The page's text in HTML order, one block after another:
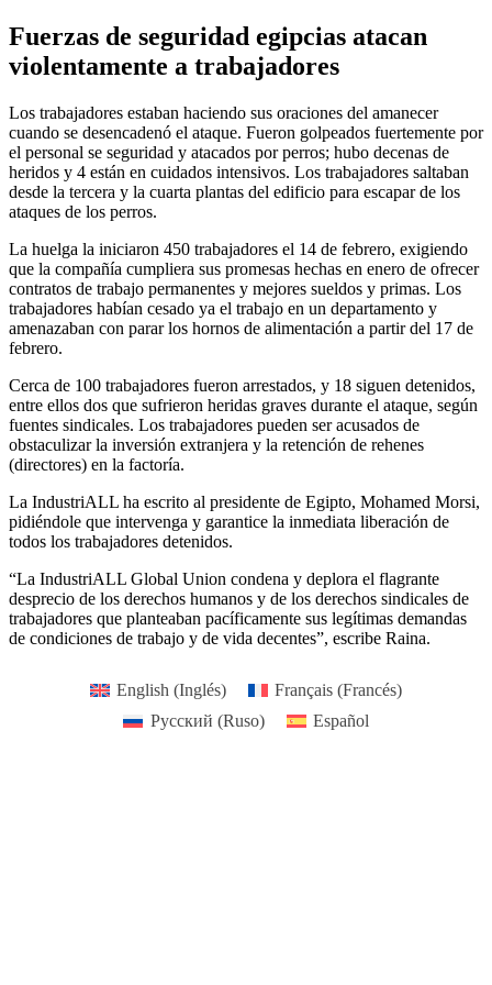
Fuerzas de seguridad egipcias atacan
violentamente a trabajadores
Los trabajadores estaban haciendo sus oraciones del amanecer
cuando se desencadenó el ataque. Fueron golpeados fuertemente por
el personal se seguridad y atacados por perros; hubo decenas de
heridos y 4 están en cuidados intensivos. Los trabajadores saltaban
desde la tercera y la cuarta plantas del edificio para escapar de los
ataques de los perros.
La huelga la iniciaron 450 trabajadores el 14 de febrero, exigiendo
que la compañía cumpliera sus promesas hechas en enero de ofrecer
contratos de trabajo permanentes y mejores sueldos y primas. Los
trabajadores habían cesado ya el trabajo en un departamento y
amenazaban con parar los hornos de alimentación a partir del 17 de
febrero.
Cerca de 100 trabajadores fueron arrestados, y 18 siguen detenidos,
entre ellos dos que sufrieron heridas graves durante el ataque, según
fuentes sindicales. Los trabajadores pueden ser acusados de
obstaculizar la inversión extranjera y la retención de rehenes
(directores) en la factoría.
La IndustriALL ha escrito al presidente de Egipto, Mohamed Morsi,
pidiéndole que intervenga y garantice la inmediata liberación de
todos los trabajadores detenidos.
“La IndustriALL Global Union condena y deplora el flagrante
desprecio de los derechos humanos y de los derechos sindicales de
trabajadores que planteaban pacíficamente sus legítimas demandas
de condiciones de trabajo y de vida decentes”, escribe Raina.
English (Inglés) Français (Francés)
Русский (Ruso) Español